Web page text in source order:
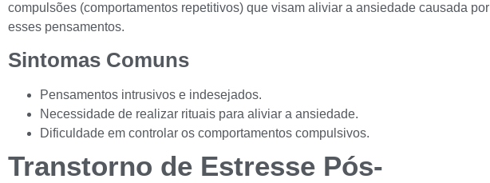
compulsões (comportamentos repetitivos) que visam aliviar a ansiedade causada por
esses pensamentos.
Sintomas Comuns
Pensamentos intrusivos e indesejados.
Necessidade de realizar rituais para aliviar a ansiedade.
Dificuldade em controlar os comportamentos compulsivos.
Transtorno de Estresse Pós-